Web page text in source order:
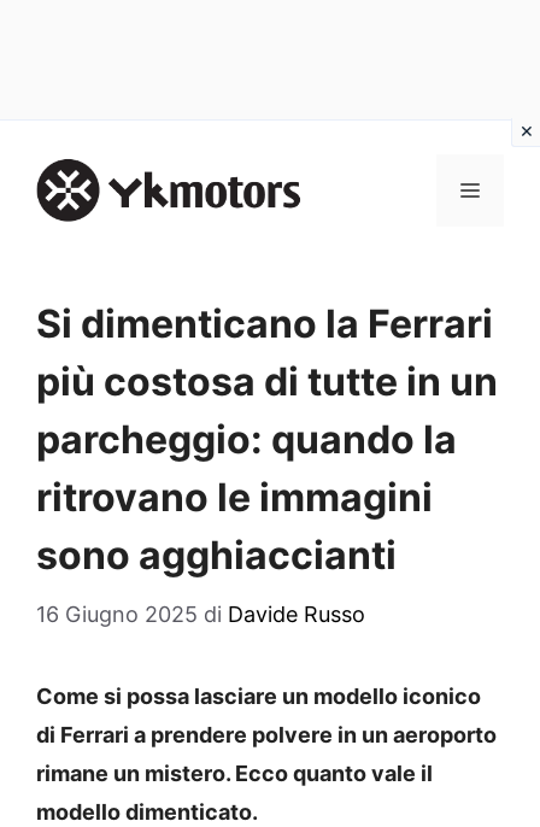
contenuto
MENU
Si dimenticano la Ferrari
più costosa di tutte in un
parcheggio: quando la
ritrovano le immagini
sono agghiaccianti
16 Giugno 2025 di Davide Russo
Come si possa lasciare un modello iconico
di Ferrari a prendere polvere in un aeroporto
rimane un mistero. Ecco quanto vale il
modello dimenticato.